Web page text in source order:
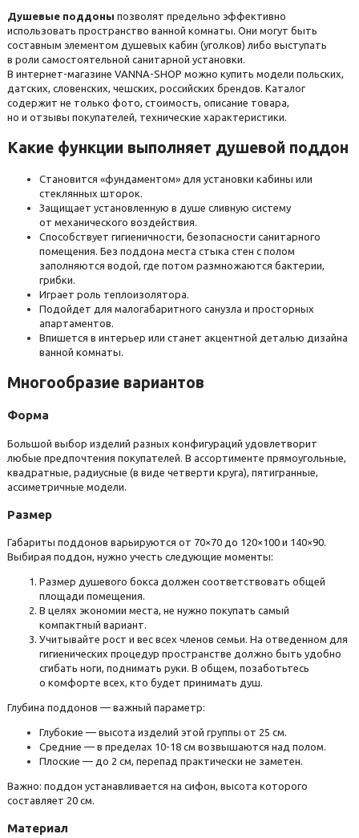
Bravat Cerutti Spa (Италия/Китай) Cezares
Erlit(Россия/КНР) Excellent (Польша)
Gemy(КНР) Grossman (Германия/КНР) Kolpa-San (Словения)
Radaway Ravak (Чехия) RGW (Германия/Китай)
Riho (Чехия) River (КНР) Roltechnik(Чехия)
Ticino (Италия/Китай) Triton WasserKraft (Германия)
Weltwasser(Германия/КНР) Метакам (Россия) Цвет&Стиль
Эстет(Россия)
Душевые поддоны позволят предельно эффективно
использовать пространство ванной комнаты. Они могут быть
составным элементом душевых кабин (уголков) либо выступать
в роли самостоятельной санитарной установки.
В интернет-магазине VANNA-SHOP можно купить модели польских,
датских, словенских, чешских, российских брендов. Каталог
содержит не только фото, стоимость, описание товара,
но и отзывы покупателей, технические характеристики.
Какие функции выполняет душевой поддон
Становится «фундаментом» для установки кабины или
стеклянных шторок.
Защищает установленную в душе сливную систему
от механического воздействия.
Способствует гигиеничности, безопасности санитарного
помещения. Без поддона места стыка стен с полом
заполняются водой, где потом размножаются бактерии,
грибки.
Играет роль теплоизолятора.
Подойдет для малогабаритного санузла и просторных
апартаментов.
Впишется в интерьер или станет акцентной деталью дизайна
ванной комнаты.
Многообразие вариантов
Форма
Большой выбор изделий разных конфигураций удовлетворит
любые предпочтения покупателей. В ассортименте прямоугольные,
квадратные, радиусные (в виде четверти круга), пятигранные,
ассиметричные модели.
Размер
Габариты поддонов варьируются от 70×70 до 120×100 и 140×90.
Выбирая поддон, нужно учесть следующие моменты:
Размер душевого бокса должен соответствовать общей
площади помещения.
В целях экономии места, не нужно покупать самый
компактный вариант.
Учитывайте рост и вес всех членов семьи. На отведенном для
гигиенических процедур пространстве должно быть удобно
сгибать ноги, поднимать руки. В общем, позаботьтесь
о комфорте всех, кто будет принимать душ.
Глубина поддонов — важный параметр:
Глубокие — высота изделий этой группы от 25 см.
Средние — в пределах 10-18 см возвышаются над полом.
Плоские — до 2 см, перепад практически не заметен.
Важно: поддон устанавливается на сифон, высота которого
составляет 20 см.
Материал